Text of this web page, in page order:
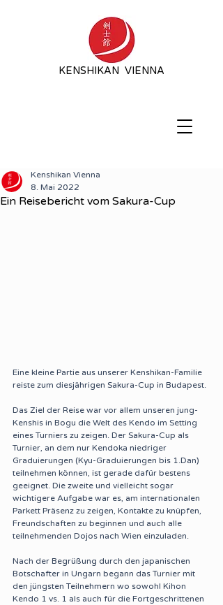
KENSHIKAN VIENNA
Ein Reisebericht vom Sakura-Cup
Kenshikan Vienna
8. Mai 2022
Eine kleine Partie aus unserer Kenshikan-Familie
reiste zum diesjährigen Sakura-Cup in Budapest.
Das Ziel der Reise war vor allem unseren jung-
Kenshis in Bogu die Welt des Kendo im Setting
eines Turniers zu zeigen. Der Sakura-Cup als
Turnier, an dem nur Kendoka niedriger
Graduierungen (Kyu-Graduierungen bis 1.Dan)
teilnehmen können, ist gerade dafür bestens
geeignet. Die zweite und vielleicht sogar
wichtigere Aufgabe war es, am internationalen
Parkett Präsenz zu zeigen, Kontakte zu knüpfen,
Freundschaften zu beginnen und auch alle
teilnehmenden Dojos nach Wien einzuladen.
Nach der Begrüßung durch den japanischen
Botschafter in Ungarn begann das Turnier mit
den jüngsten Teilnehmern wo sowohl Kihon
Kendo 1 vs. 1 als auch für die Fortgeschrittenen